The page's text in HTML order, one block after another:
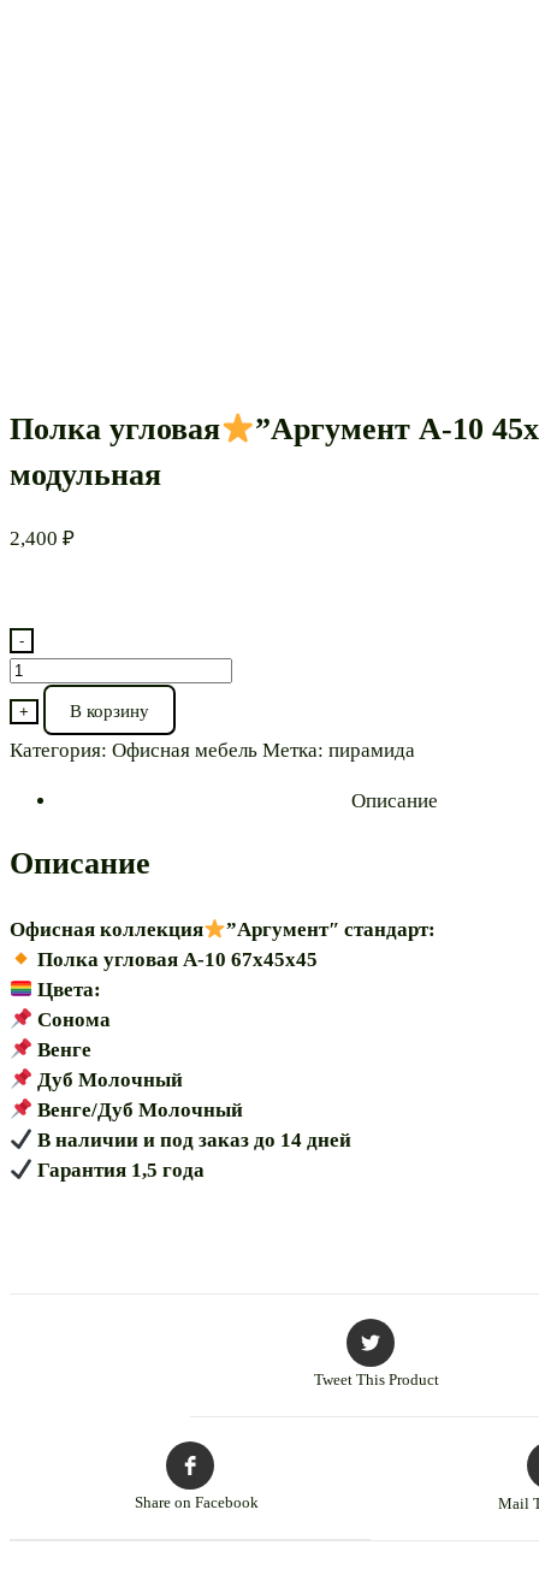
Полка угловая
”Аргумент А-10
модульная
2,400 ₽
-
Количество
товара
Полка
угловая
А-10
45х45″
+ В корзину
Категория: Офисная мебель Метка: пирамида
Описание
Описание
Офисная коллекция
”Аргумент″ стандарт:
Полка угловая А-10 67х45х45
Цвета:
Сонома
Венге
Дуб Молочный
Венге/Дуб Молочный
В наличии и под заказ до 14 дней
Гарантия 1,5 года
Tweet This Product
Share on Facebook Mail